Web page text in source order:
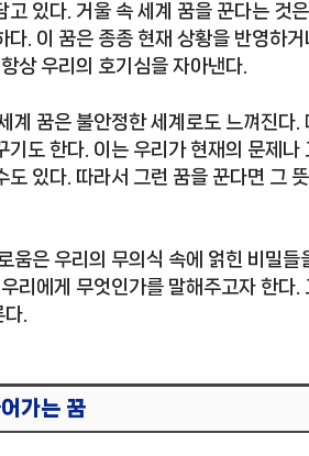
고 있다. 거울 속 세계 꿈을 꾼다는 것
다. 이 꿈은 종종 현재 상황을 반영하
상 우리의 호기심을 자아낸다.
계 꿈은 불안정한 세계로도 느껴진다
기도 한다. 이는 우리가 현재의 문제
도 있다. 따라서 그런 꿈을 꾼다면 그
움은 우리의 무의식 속에 얽힌 비밀
리에게 무엇인가를 말해주고자 한다
.
가는 꿈